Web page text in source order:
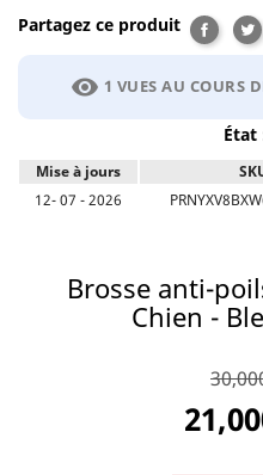
Partagez ce produit
visibility 1 VUES AU COURS
État
Mise à jours
12- 07 - 2026
Brosse anti-
Chien -